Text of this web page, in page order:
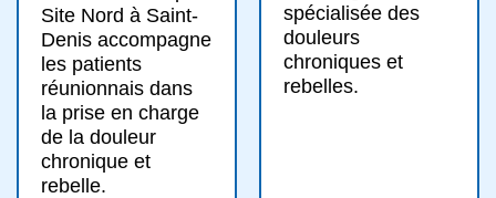
Site Nord à Saint-
Denis accompagne
les patients
réunionnais dans
la prise en charge
de la douleur
chronique et
rebelle.
spécialisée des
douleurs
chroniques et
rebelles.